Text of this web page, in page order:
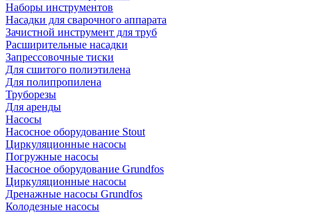
Наборы инструментов
Насадки для сварочного аппарата
Зачистной инструмент для труб
Расширительные насадки
Запрессовочные тиски
Для сшитого полиэтилена
Для полипропилена
Труборезы
Для аренды
Насосы
Насосное оборудование Stout
Циркуляционные насосы
Погружные насосы
Насосное оборудование Grundfos
Циркуляционные насосы
Дренажные насосы Grundfos
Колодезные насосы